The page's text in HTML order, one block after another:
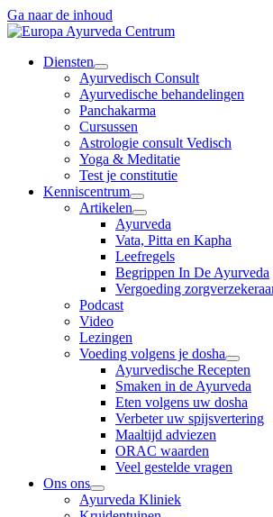
Ga naar de inhoud
Diensten
Ayurvedisch Consult
Ayurvedische behandelingen
Panchakarma
Cursussen
Astrologie consult Vedisch
Yoga & Meditatie
Test je constitutie
Kenniscentrum
Artikelen
Ayurveda
Vata, Pitta en Kapha
Leefregels
Begrippen In De Ayurveda
Vergoeding
Podcast
Video
Lezingen
Voeding volgens je dosha
Ayurvedische Recepten
Smaken in de Ayurveda
Eten volgens uw dosha
Verbeter uw spijsvertering
Maaltijd adviezen
ORAC waarden
Veel gestelde vragen
Ons ons
Ayurveda Kliniek